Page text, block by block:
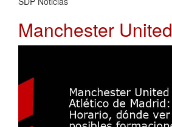
Manchester United